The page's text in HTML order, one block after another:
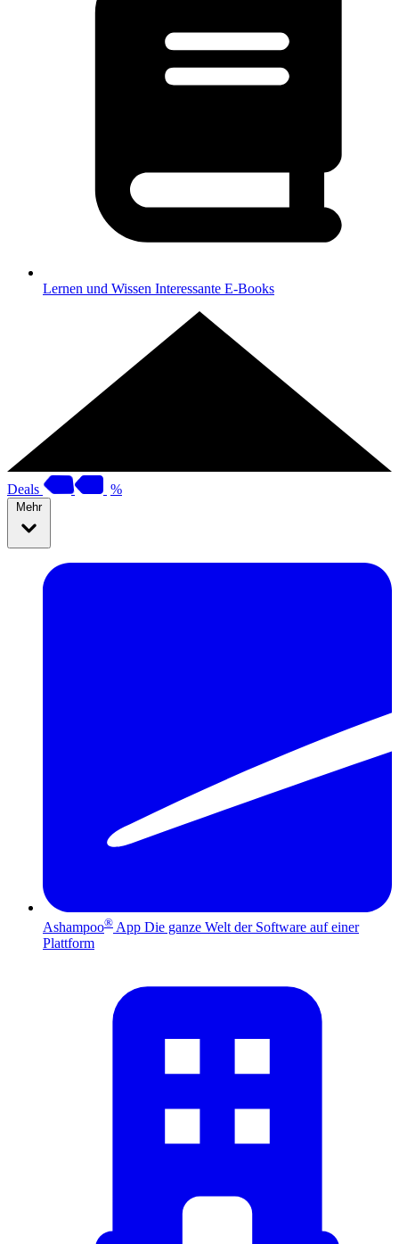
Lernen und Wissen Interessante E-Books
Deals %
Mehr
Ashampoo® App Die ganze Welt der Software auf einer
Plattform